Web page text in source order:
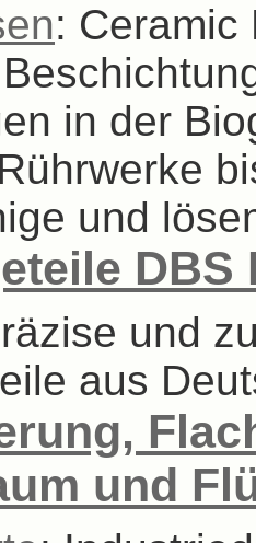
: Ceramic
in der
und
DBS
und
aus
und